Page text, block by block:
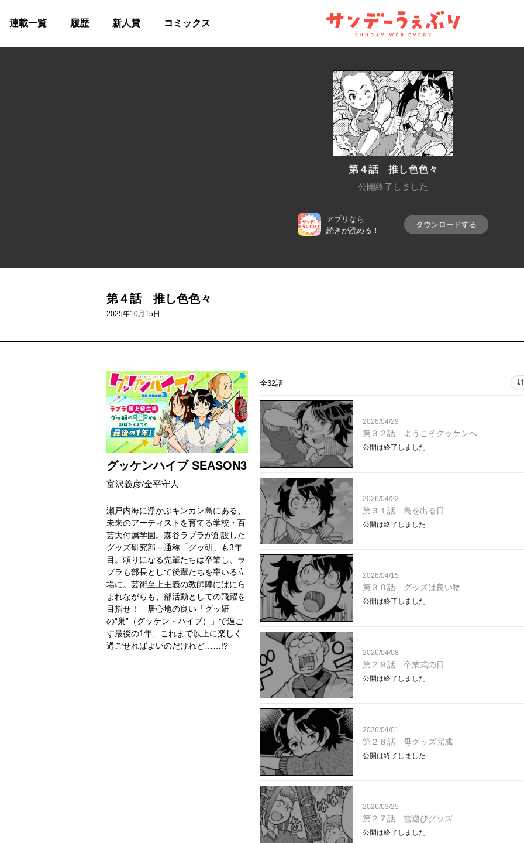
サンデーうぇぶり
連載一覧 履歴 新人賞 コミックス
第４話 推し色色々
公開終了しました
アプリなら
続きが読める！
ダウンロードする
第４話 推し色色々
2025年10月15日
グッケンハイブ SEASON3
富沢義彦/金平守人
瀬戸内海に浮かぶキンカン島にある、
未来のアーティストを育てる学校・百
芸大付属学園。森谷ラプラが創設した
グッズ研究部＝通称「グッ研」も3年
目。頼りになる先輩たちは卒業し、ラ
プラも部長として後輩たちを率いる立
場に。芸術至上主義の教師陣にはにら
まれながらも、部活動としての飛躍を
目指せ！ 居心地の良い「グッ研
の“巣”（グッケン・ハイブ）」で過ご
す最後の1年、これまで以上に楽しく
過ごせればよいのだけれど……!?
全32話
2026/04/29
第３２話 ようこそグッケンへ
公開は終了しました
2026/04/22
第３１話 島を出る日
公開は終了しました
2026/04/15
第３０話 グッズは良い物
公開は終了しました
2026/04/08
第２９話 卒業式の日
公開は終了しました
2026/04/01
第２８話 母グッズ完成
公開は終了しました
2026/03/25
第２７話 雪遊びグッズ
公開は終了しました